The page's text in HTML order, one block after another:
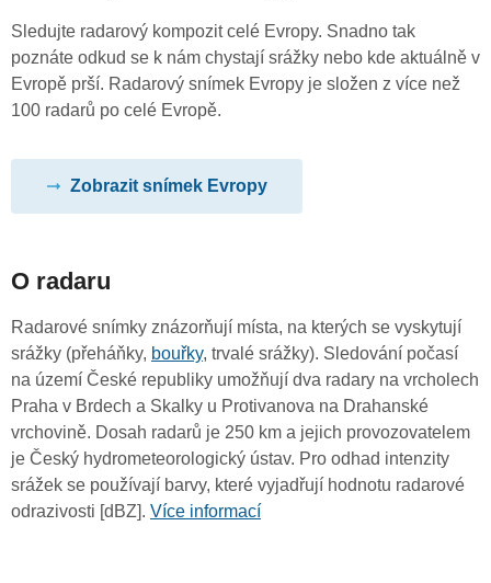
Sledujte radarový kompozit celé Evropy. Snadno tak
poznáte odkud se k nám chystají srážky nebo kde aktuálně v
Evropě prší. Radarový snímek Evropy je složen z více než
100 radarů po celé Evropě.
Zobrazit snímek Evropy
O radaru
Radarové snímky znázorňují místa, na kterých se vyskytují
srážky (přeháňky, bouřky, trvalé srážky). Sledování počasí
na území České republiky umožňují dva radary na vrcholech
Praha v Brdech a Skalky u Protivanova na Drahanské
vrchovině. Dosah radarů je 250 km a jejich provozovatelem
je Český hydrometeorologický ústav. Pro odhad intenzity
srážek se používají barvy, které vyjadřují hodnotu radarové
odrazivosti [dBZ]. Více informací